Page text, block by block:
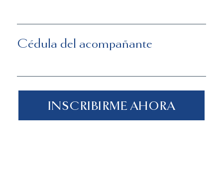
Cédula del acompañante
INSCRIBIRME AHORA